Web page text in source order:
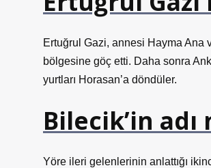
Ertuğrul Gazi, annesi Hayma Ana
bölgesine göç etti. Daha sonra
yurtları Horasan’a döndüler.
Bilecik’in
Yöre ileri gelenlerinin anlattığı